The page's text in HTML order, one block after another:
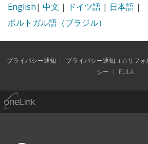
English| 中文 | ドイツ語 | 日本語 |
ポルトガル語（ブラジル）
プライバシー通知 | プライバシー通知（カリフォ
シー | EULA